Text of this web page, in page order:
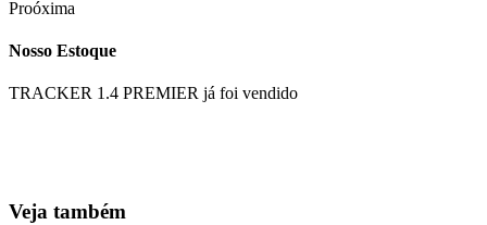
Proóxima
Nosso Estoque
TRACKER 1.4 PREMIER já foi vendido
Veja também